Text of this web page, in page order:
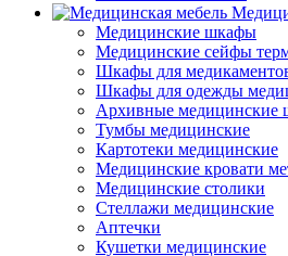
Медицинские шкафы
Медицинские сейфы
Шкафы для
Шкафы для одежды
Архивные медицинские
Тумбы медицинские
Картотеки медицинские
Медицинские кровати
Медицинские столики
Стеллажи медицинские
Аптечки
Кушетки медицинские